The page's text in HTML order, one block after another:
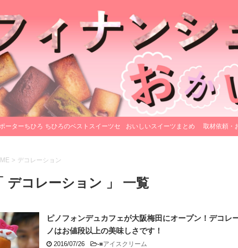
ーターちひろ ちひろのベストスイーツセ おいしいスイーツまとめ 取材依頼・
> デコレーション
デコレーション 」 一覧
ピノフォンデュカフェが大阪梅田にオープン！デコレ
ノはお値段以上の美味しさです！
2016/07/26 -■アイスクリーム